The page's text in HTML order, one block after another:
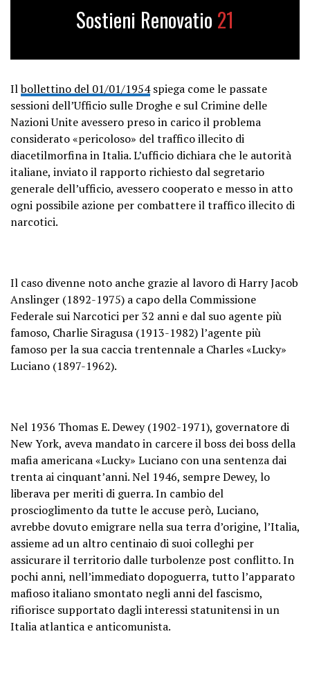
Sostieni Renovatio 21
Ilbollettino del 01/01/1954spiega come le passate
sessioni dell’Ufficio sulle Droghe e sul Crimine delle
Nazioni Unite avessero preso in carico il problema
considerato «pericoloso» del traffico illecito di
diacetilmorfina in Italia. L’ufficio dichiara che le autorità
italiane, inviato il rapporto richiesto dal segretario
generale dell’ufficio, avessero cooperato e messo in atto
ogni possibile azione per combattere il traffico illecito di
narcotici.
Il caso divenne noto anche grazie al lavoro di Harry Jacob
Anslinger (1892-1975) a capo della Commissione
Federale sui Narcotici per 32 anni e dal suo agente più
famoso, Charlie Siragusa (1913-1982) l’agente più
famoso per la sua caccia trentennale a Charles «Lucky»
Luciano (1897-1962).
Nel 1936 Thomas E. Dewey (1902-1971), governatore di
New York, aveva mandato in carcere il boss dei boss della
mafia americana «Lucky» Luciano con una sentenza dai
trenta ai cinquant’anni. Nel 1946, sempre Dewey, lo
liberava per meriti di guerra. In cambio del
proscioglimento da tutte le accuse però, Luciano,
avrebbe dovuto emigrare nella sua terra d’origine, l’Italia,
assieme ad un altro centinaio di suoi colleghi per
assicurare il territorio dalle turbolenze post conflitto. In
pochi anni, nell’immediato dopoguerra, tutto l’apparato
mafioso italiano smontato negli anni del fascismo,
rifiorisce supportato dagli interessi statunitensi in un
Italia atlantica e anticomunista.